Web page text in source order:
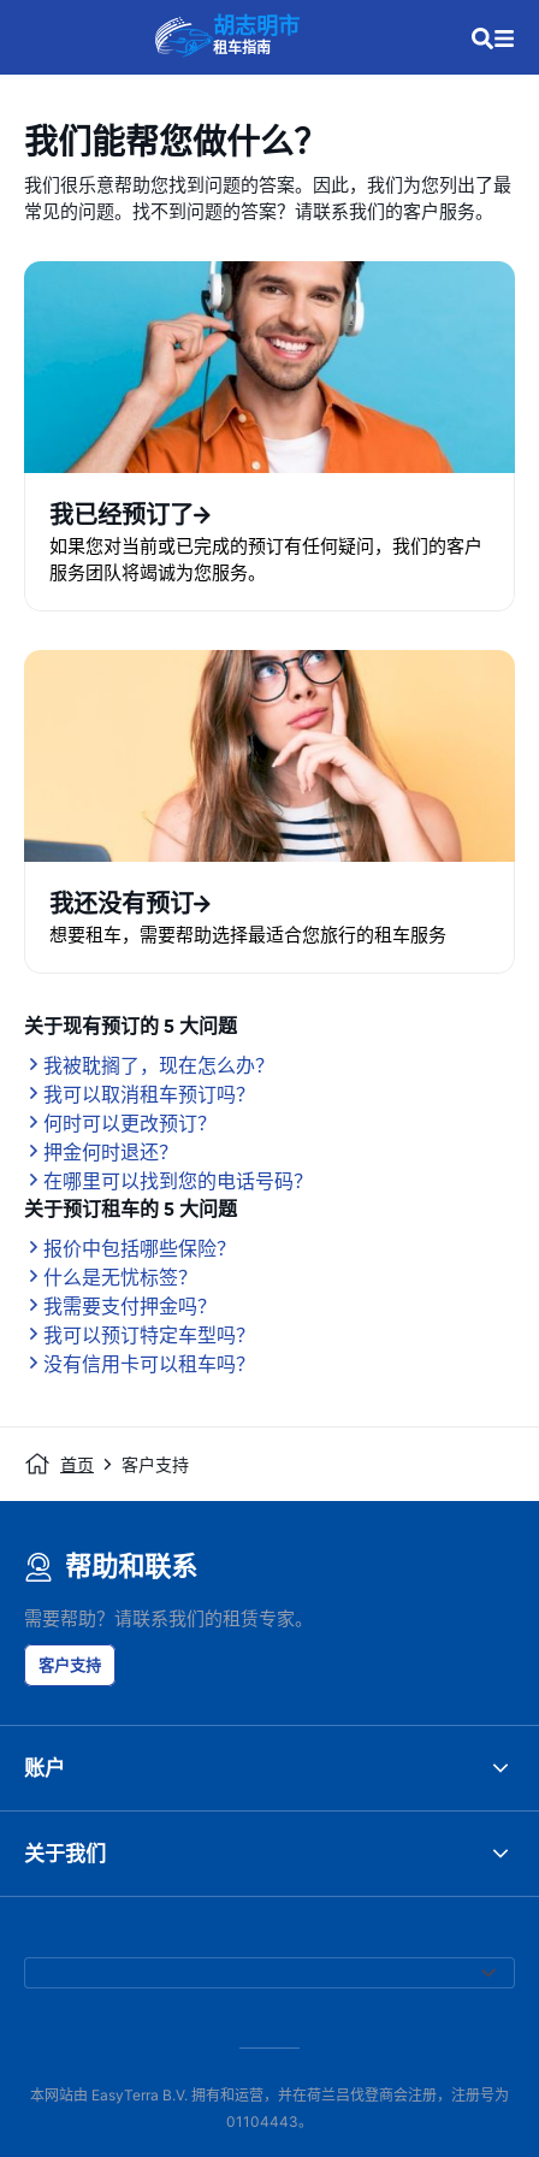
胡志明市
租车指南
我们能帮您做什么？
我们很乐意帮助您找到问题的答案。因此，我们为您列出了最
常见的问题。找不到问题的答案？请联系我们的客户服务。
我已经预订了
如果您对当前或已完成的预订有任何疑问，我们的客户
服务团队将竭诚为您服务。
我还没有预订
想要租车，需要帮助选择最适合您旅行的租车服务
关于现有预订的 5 大问题
我被耽搁了，现在怎么办？
我可以取消租车预订吗？
何时可以更改预订？
押金何时退还？
在哪里可以找到您的电话号码？
关于预订租车的 5 大问题
报价中包括哪些保险？
什么是无忧标签？
我需要支付押金吗？
我可以预订特定车型吗？
没有信用卡可以租车吗？
首页 客户支持
帮助和联系
需要帮助？请联系我们的租赁专家。
客户支持
账户
关于我们
本网站由 EasyTerra B.V. 拥有和运营，并在荷兰吕伐登商会注册，注册号为
01104443。